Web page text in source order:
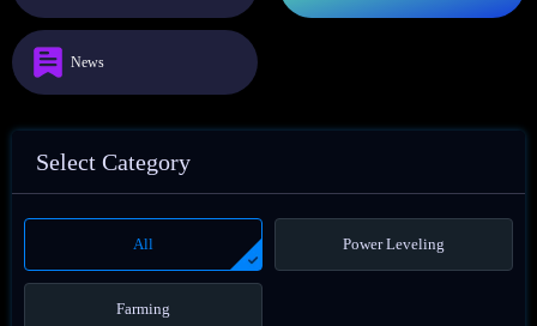
News
Select Category
All Power Leveling
Farming